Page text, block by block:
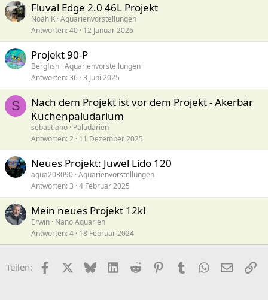
Fluval Edge 2.0 46L Projekt
Noah K Aquarienvorstellungen
Antworten 40 12 Januar 2026
Projekt 90-P
Bergfish Aquarienvorstellungen
Antworten 36 3 Juni 2025
S
Nach dem Projekt ist vor dem Projekt - Akerbär
Küchenpaludarium
sebastiano Paludarien
Antworten 2 11 Dezember 2025
Neues Projekt: Juwel Lido 120
aqua203090 Aquarienvorstellungen
Antworten 3 4 Februar 2025
Mein neues Projekt 12kl
Erwin Nano Aquarien
Antworten 4 18 Februar 2024
Teilen: FacebookX (Twitter)
BlueskyLinkedIn
Reddit PinterestTumblr WhatsApp
E-Mail